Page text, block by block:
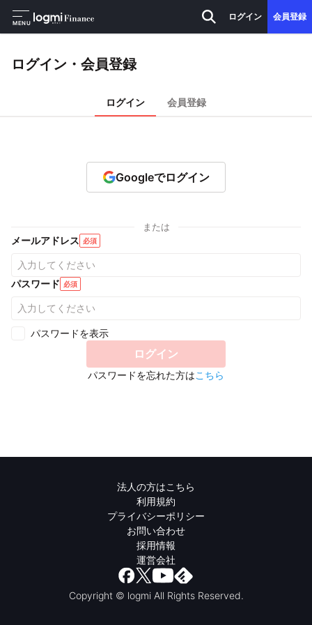
MENU
ログイン 会員登録
ログイン・会員登録
ログイン 会員登録
Googleでログイン
または
メールアドレス 必須
パスワード 必須
パスワードを表示
ログイン
パスワードを忘れた方はこちら
法人の方はこちら
利用規約
プライバシーポリシー
お問い合わせ
採用情報
運営会社
Copyright © logmi All Rights Reserved.